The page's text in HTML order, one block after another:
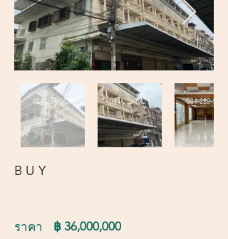
BUY
ราคา ฿ 36,000,000